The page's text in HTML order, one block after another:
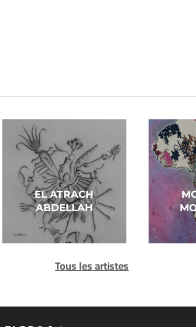
EL ATRACH
ABDELLAH
Tous les artistes